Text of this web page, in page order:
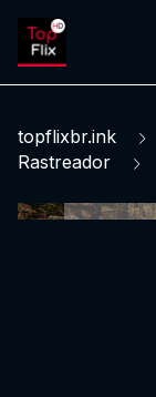
topflixbr.ink
Rastreador